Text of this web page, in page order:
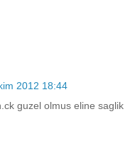
2012 18:44
guzel olmus eline saglik